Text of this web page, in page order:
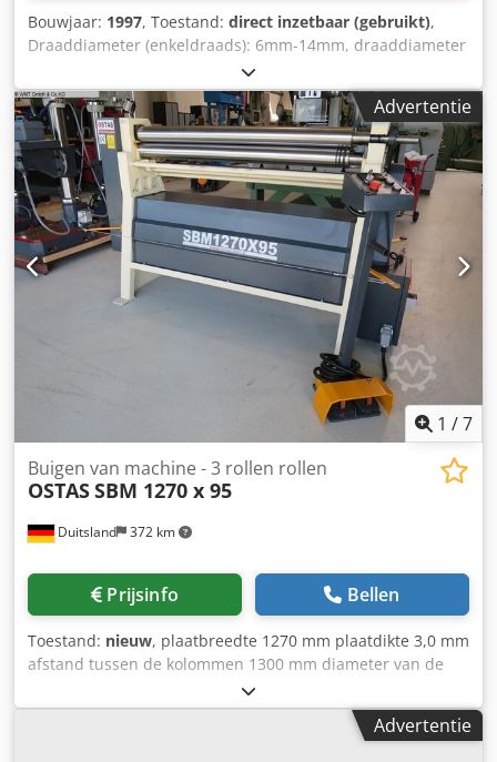
Bouwjaar: 1997, Toestand: direct inzetbaar (gebruikt),
Draaddiameter (enkeldraads): 6mm-14mm, draaddiameter
(dubbeldraads): 6mm-10mm, max. buighoek: 180°,
motorvermogen: 22kW, aanvoersnelheid: 1,5m/s,
buigsnelheid: 1000°/s, kniptijd: 0,4s, inhoud hydraulische
tank: 300l. Machineafmetingen X/Y/Z: ca.
4900mm/1640mm/2200mm, gewicht: ca. 3300kg. Besturing
defect. Documentatie beschikbaar. Inspectie ter plaatse is
mogelijk. Dodpfx Aisuwrv Djxjck
Advertentie
1 /7
Duitsland 372 km
Buigen van machine - 3 rollen rollen
OSTASSBM 1270 x 95
Prijsinfo Bellen
Toestand: nieuw, plaatbreedte 1270 mm plaatdikte 3,0 mm
afstand tussen de kolommen 1300 mm diameter van de
bovenste rollen 95 mm totaal benodigd vermogen 1,1 KW
Dcodpfxefv A Eze Aixjk gewicht van de machine ca. 0,37 t
afmetingen van de machine ca. 1,35 x 0,76 x 1,25 mm
Advertentie